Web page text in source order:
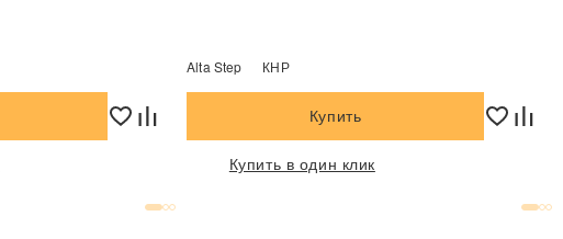
Alta Step КНР
Купить
Купить в один клик